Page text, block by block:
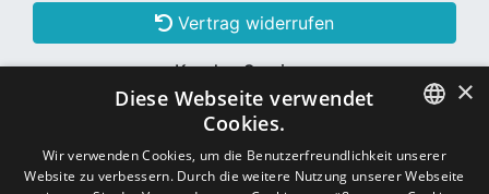
Vertrag widerrufen
Kunden Services
Konto erstellen
Schon Kunde? Einloggen
GERMAN
×
Diese Webseite verwendet
Cookies.
Wir verwenden Cookies, um die Benutzerfreundlichkeit unserer
Website zu verbessern. Durch die weitere Nutzung unserer Webseite